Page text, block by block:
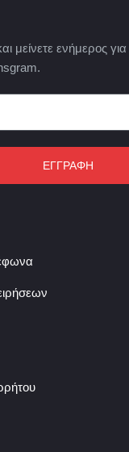
μείνετε ενήμερος
ΕΓΓΡΑΦΗ